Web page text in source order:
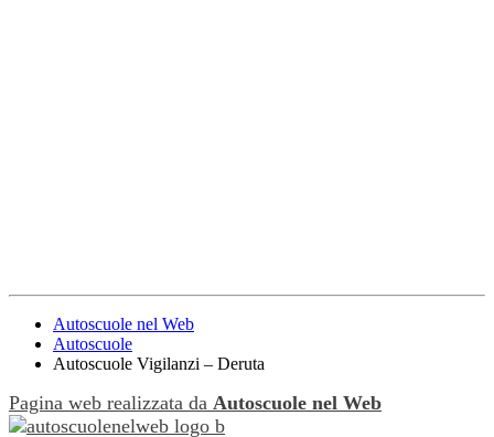
Autoscuole nel Web
Autoscuole
Autoscuole Vigilanzi – Deruta
Pagina web realizzata da Autoscuole nel Web